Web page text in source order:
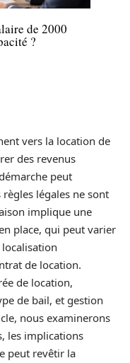
de 2000
?
vers la location de
des revenus
peut
légales ne sont
implique une
place, qui peut varier
de location.
de location,
de bail, et gestion
nous examinerons
les implications
peut revêtir la